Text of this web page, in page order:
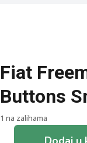
Fiat
Buttons
1 na zalihama